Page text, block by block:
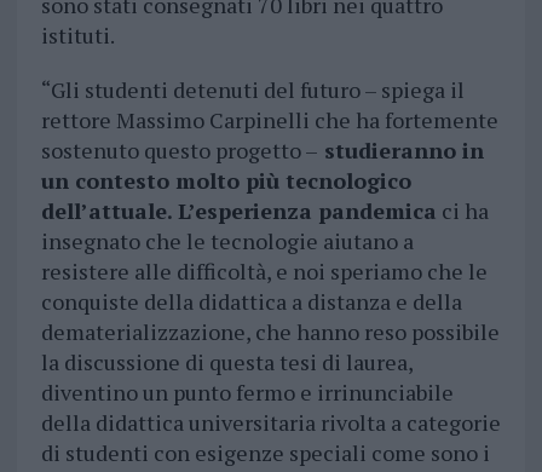
istituti.
“Gli studenti detenuti del futuro – spiega il
rettore Massimo Carpinelli che ha fortemente
sostenuto questo progetto – studieranno in
un contesto molto più tecnologico
dell’attuale. L’esperienza pandemica ci ha
insegnato che le tecnologie aiutano a
resistere alle difficoltà, e noi speriamo che le
conquiste della didattica a distanza e della
dematerializzazione, che hanno reso possibile
la discussione di questa tesi di laurea,
diventino un punto fermo e irrinunciabile
della didattica universitaria rivolta a categorie
di studenti con esigenze speciali come sono i